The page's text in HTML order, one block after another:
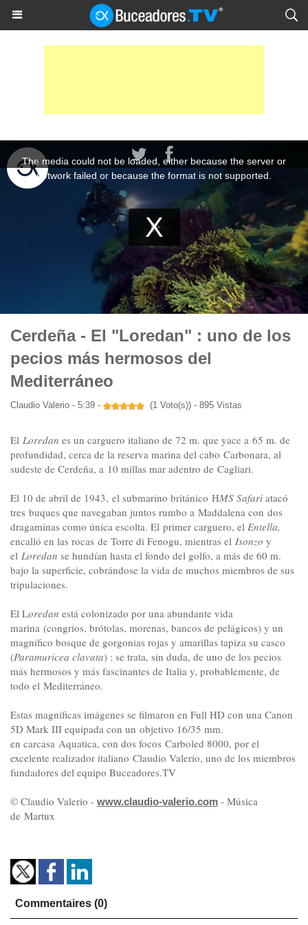
Cerdeña - El "Loredan" : uno de los
pecios más hermosos del
Mediterráneo
Claudio Valerio - 5:39 - (1 Voto(s)) - 895 Vistas
El Loredan es un carguero italiano de 72 m. que yace a 65 m. de
profundidad, cerca de la reserva marina del cabo Carbonara, al
sudeste de Cerdeña, a 10 millas mar adentro de Cagliari.
El 10 de abril de 1943, el submarino británico HMS Safari atacó
tres buques que navegaban juntos rumbo a Maddalena con dos
dragaminas como única escolta. El primer carguero, el Entella,
encalló en las rocas de Torre di Fenogu, mientras el Isonzo y
el Loredan se hundían hasta el fondo del golfo, a más de 60 m.
bajo la superficie, cobrándose la vida de muchos miembros de sus
tripulaciones.
El Loredan está colonizado por una abundante vida
marina (congrios, brótolas, morenas, bancos de pelágicos) y un
magnífico bosque de gorgonias rojas y amarillas tapiza su casco
(Paramuricea clavata) : se trata, sin duda, de uno de los pecios
más hermosos y más fascinantes de Italia y, probablemente, de
todo el Mediterráneo.
Estas magníficas imágenes se filmaron en Full HD con una Canon
5D Mark III equipada con un objetivo 16/35 mm.
en carcasa Aquatica, con dos focos Carboled 8000, por el
excelente realizador italiano Claudio Valerio, uno de los miembros
fundadores del equipo Buceadores.TV
© Claudio Valerio - www.claudio-valerio.com - Música
de Martux
Commentaires (0)